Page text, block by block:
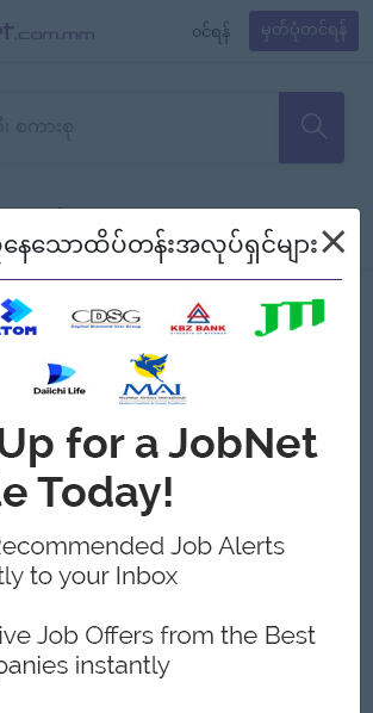
၀င်ရန် မှတ်ပုံတင်ရန်
ါ။
စစ်ရန် စဉ်၍ကြည့်မည်
ေသောထိပ်တန်းအလုပ်ရှင်များ×